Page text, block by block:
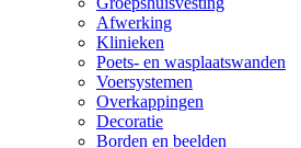
Afwerking
Klinieken
Poets- en wasplaatswanden
Voersystemen
Overkappingen
Decoratie
Borden en beelden